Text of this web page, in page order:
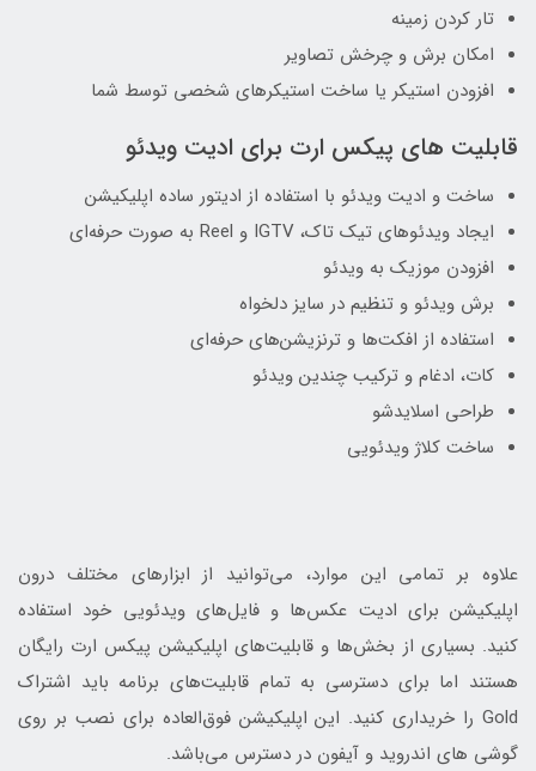
تار کردن زمینه
امکان برش و چرخش تصاویر
افزودن استیکر یا ساخت استیکرهای شخصی توسط شما
قابلیت های پیکس ارت برای ادیت ویدئو
ساخت و ادیت ویدئو با استفاده از ادیتور ساده اپلیکیشن
ایجاد ویدئوهای تیک تاک، IGTV و Reel به صورت حرفه‌ای
افزودن موزیک به ویدئو
برش ویدئو و تنظیم در سایز دلخواه
استفاده از افکت‌ها و ترنزیشن‌های حرفه‌ای
کات، ادغام و ترکیب چندین ویدئو
طراحی اسلایدشو
ساخت کلاژ ویدئویی
علاوه بر تمامی این موارد، می‌توانید از ابزارهای مختلف درون
اپلیکیشن برای ادیت عکس‌ها و فایل‌های ویدئویی خود استفاده
کنید. بسیاری از بخش‌ها و قابلیت‌های اپلیکیشن پیکس ارت رایگان
هستند اما برای دسترسی به تمام قابلیت‌های برنامه باید اشتراک
Gold را خریداری کنید. این اپلیکیشن فوق‌العاده برای نصب بر روی
گوشی های اندروید و آیفون در دسترس می‌باشد.